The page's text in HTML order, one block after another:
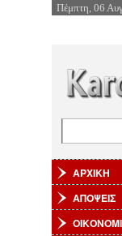
Πέμπτη, 06
ΑΡΧΙΚΗ
ΑΠΟΨΕΙΣ